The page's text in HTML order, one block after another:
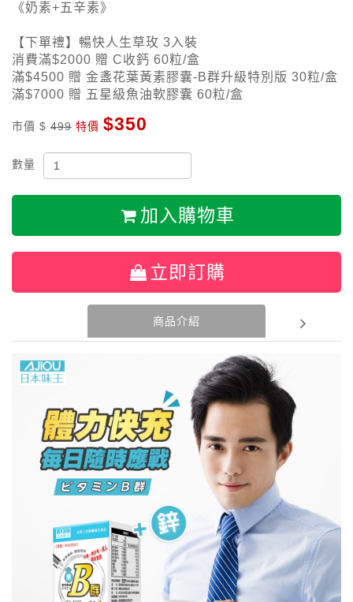
《奶素+五辛素》
【下單禮】暢快人生草玫 3入裝
消費滿$2000 贈 C收鈣 60粒/盒
滿$4500 贈 金盞花葉黃素膠囊-B群升級特別版 30粒/盒
滿$7000 贈 五星級魚油軟膠囊 60粒/盒
市價 $ 499 特價 $350
數量
加入購物車
立即訂購
商品介紹